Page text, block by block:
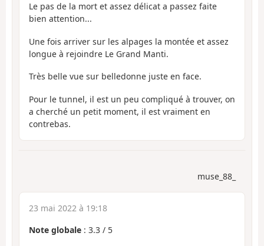
Le pas de la mort et assez délicat a passez faite
bien attention...
Une fois arriver sur les alpages la montée et assez
longue à rejoindre Le Grand Manti.
Très belle vue sur belledonne juste en face.
Pour le tunnel, il est un peu compliqué à trouver, on
a cherché un petit moment, il est vraiment en
contrebas.
muse_88_
23 mai 2022 à 19:18
Note globale : 3.3 / 5